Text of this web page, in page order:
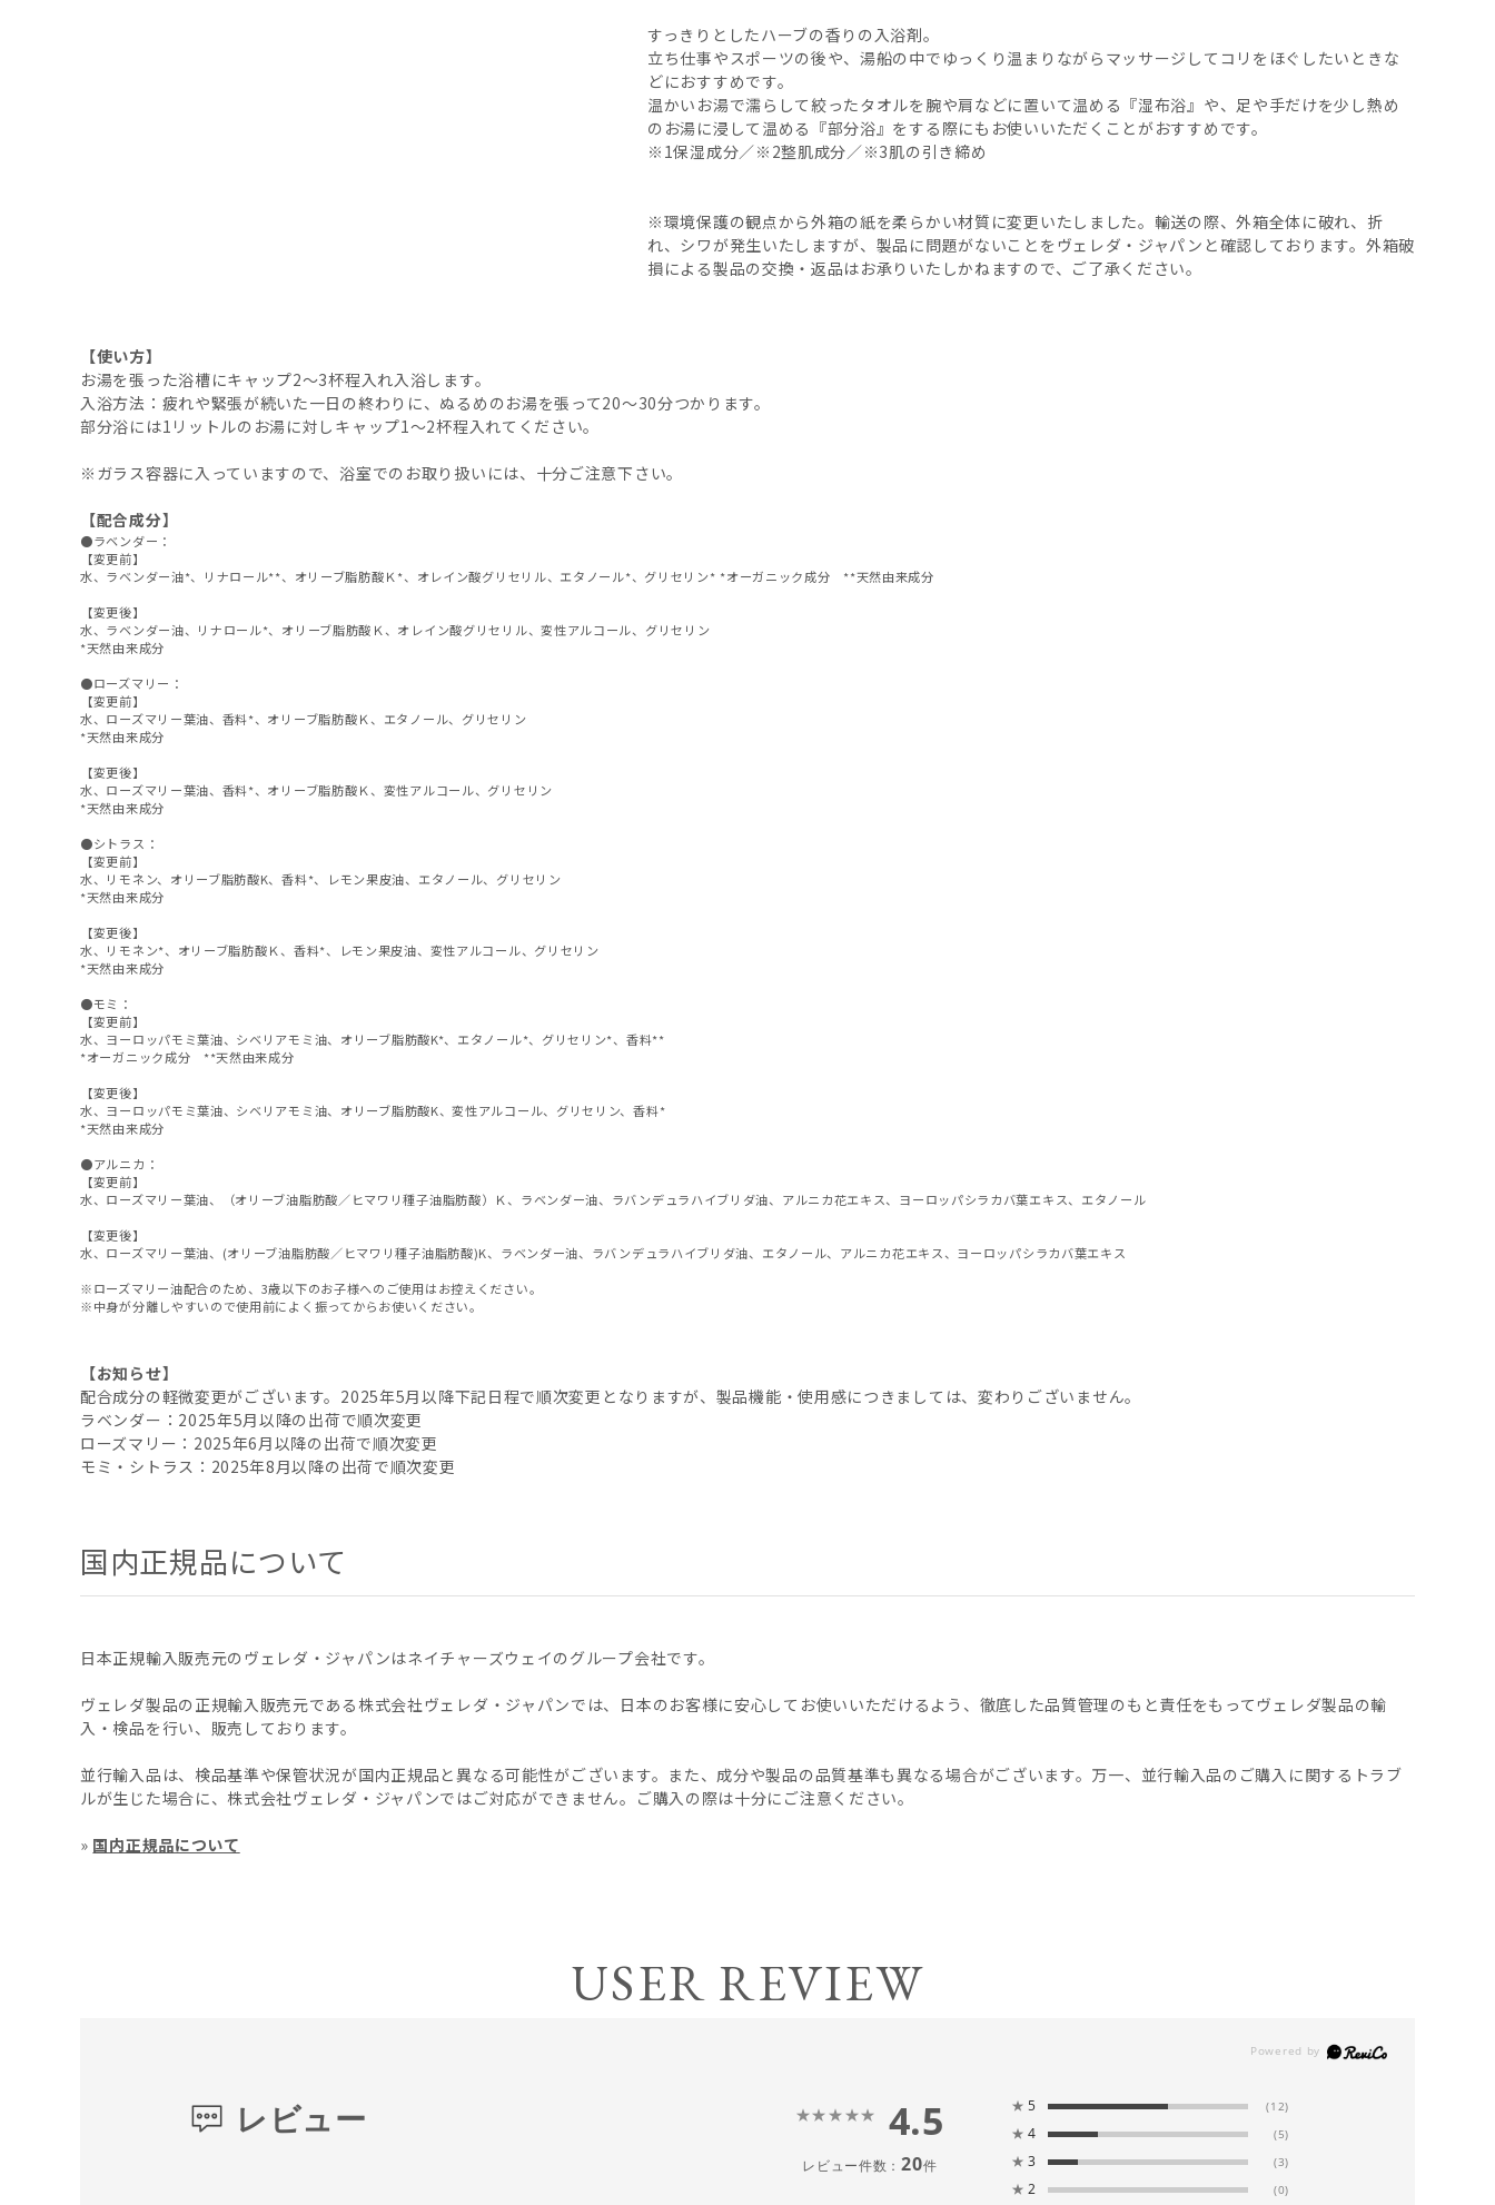
すっきりとしたハーブの香りの入浴剤。
立ち仕事やスポーツの後や、湯船の中でゆっくり温まりながらマッサージしてコリをほぐしたいときな
どにおすすめです。
温かいお湯で濡らして絞ったタオルを腕や肩などに置いて温める『湿布浴』や、足や手だけを少し熱め
のお湯に浸して温める『部分浴』をする際にもお使いいただくことがおすすめです。
※1保湿成分／※2整肌成分／※3肌の引き締め
※環境保護の観点から外箱の紙を柔らかい材質に変更いたしました。輸送の際、外箱全体に破れ、折
れ、シワが発生いたしますが、製品に問題がないことをヴェレダ・ジャパンと確認しております。外箱破
損による製品の交換・返品はお承りいたしかねますので、ご了承ください。
【使い方】
お湯を張った浴槽にキャップ2～3杯程入れ入浴します。
入浴方法：疲れや緊張が続いた一日の終わりに、ぬるめのお湯を張って20～30分つかります。
部分浴には1リットルのお湯に対しキャップ1～2杯程入れてください。
※ガラス容器に入っていますので、浴室でのお取り扱いには、十分ご注意下さい。
【配合成分】
●ラベンダー：
【変更前】
水、ラベンダー油*、リナロール**、オリーブ脂肪酸Ｋ*、オレイン酸グリセリル、エタノール*、グリセリン* *オーガニック成分 **天然由来成分
【変更後】
水、ラベンダー油、リナロール*、オリーブ脂肪酸Ｋ、オレイン酸グリセリル、変性アルコール、グリセリン
*天然由来成分
●ローズマリー：
【変更前】
水、ローズマリー葉油、香料*、オリーブ脂肪酸Ｋ、エタノール、グリセリン
*天然由来成分
【変更後】
水、ローズマリー葉油、香料*、オリーブ脂肪酸Ｋ、変性アルコール、グリセリン
*天然由来成分
●シトラス：
【変更前】
水、リモネン、オリーブ脂肪酸K、香料*、レモン果皮油、エタノール、グリセリン
*天然由来成分
【変更後】
水、リモネン*、オリーブ脂肪酸Ｋ、香料*、レモン果皮油、変性アルコール、グリセリン
*天然由来成分
●モミ：
【変更前】
水、ヨーロッパモミ葉油、シベリアモミ油、オリーブ脂肪酸K*、エタノール*、グリセリン*、香料**
*オーガニック成分 **天然由来成分
【変更後】
水、ヨーロッパモミ葉油、シベリアモミ油、オリーブ脂肪酸K、変性アルコール、グリセリン、香料*
*天然由来成分
●アルニカ：
【変更前】
水、ローズマリー葉油、（オリーブ油脂肪酸／ヒマワリ種子油脂肪酸）Ｋ、ラベンダー油、ラバンデュラハイブリダ油、アルニカ花エキス、ヨーロッパシラカバ葉エキス、エタノール
【変更後】
水、ローズマリー葉油、(オリーブ油脂肪酸／ヒマワリ種子油脂肪酸)K、ラベンダー油、ラバンデュラハイブリダ油、エタノール、アルニカ花エキス、ヨーロッパシラカバ葉エキス
※ローズマリー油配合のため、3歳以下のお子様へのご使用はお控えください。
※中身が分離しやすいので使用前によく振ってからお使いください。
【お知らせ】
配合成分の軽微変更がございます。2025年5月以降下記日程で順次変更となりますが、製品機能・使用感につきましては、変わりございません。
ラベンダー：2025年5月以降の出荷で順次変更
ローズマリー：2025年6月以降の出荷で順次変更
モミ・シトラス：2025年8月以降の出荷で順次変更
国内正規品について
日本正規輸入販売元のヴェレダ・ジャパンはネイチャーズウェイのグループ会社です。
ヴェレダ製品の正規輸入販売元である株式会社ヴェレダ・ジャパンでは、日本のお客様に安心してお使いいただけるよう、徹底した品質管理のもと責任をもってヴェレダ製品の輸
入・検品を行い、販売しております。
並行輸入品は、検品基準や保管状況が国内正規品と異なる可能性がございます。また、成分や製品の品質基準も異なる場合がございます。万一、並行輸入品のご購入に関するトラブ
ルが生じた場合に、株式会社ヴェレダ・ジャパンではご対応ができません。ご購入の際は十分にご注意ください。
» 国内正規品について
USER REVIEW
レビュー 4.5
レビュー件数：20件
★ 5 (12)
★ 4 (5)
★ 3 (3)
★ 2 (0)